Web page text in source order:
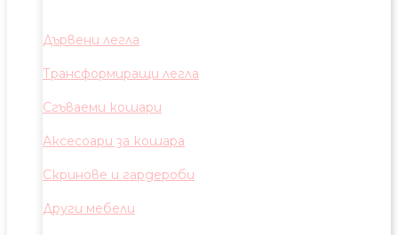
Дървени легла
Трансформиращи легла
Сгъваеми кошари
Аксесоари за кошара
Скринове и гардероби
Други мебели